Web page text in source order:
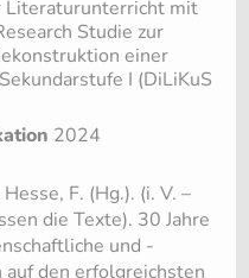
Literaturunterricht mit
Studie zur
einer
I (DiLiKuS
2024
F. (Hg.). (i. V. –
die Texte). 30 Jahre
und -
den erfolgreichsten